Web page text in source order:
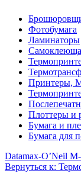
Фотобумага
Ламинаторы
Принтеры,
Плоттеры и
Бумага и
Бумага для
Datamax-O’Neil
Вернуться к: